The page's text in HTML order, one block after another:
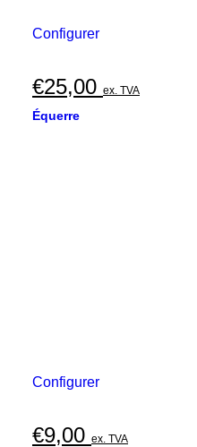
Configurer
€25,00 ex. TVA
Équerre
Configurer
€9,00 ex. TVA